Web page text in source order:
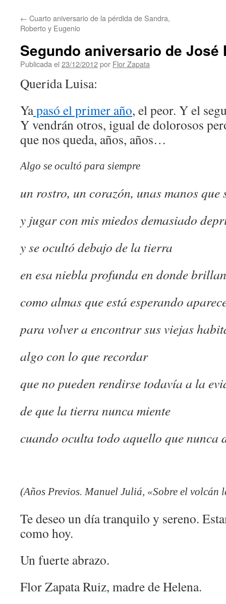
← Cuarto aniversario de la pérdida de Sandra,
Roberto y Eugenio
Segundo aniversario de José
Publicada el 23/12/2012por Flor Zapata
Querida Luisa:
Yapasó el primer año, el peor. Y el
Y vendrán otros, igual de dolorosos
que nos queda, años, años…
Algo se ocultó para siempre
un rostro, un corazón, unas manos que
y jugar con mis miedos demasiado
y se ocultó debajo de la tierra
en esa niebla profunda en donde
como almas que está esperando
para volver a encontrar sus viejas
algo con lo que recordar
que no pueden rendirse todavía a la
de que la tierra nunca miente
cuando oculta todo aquello que nunca
(Años Previos. Manuel Juliá, «Sobre el volcán
Te deseo un día tranquilo y sereno.
como hoy.
Un fuerte abrazo.
Flor Zapata Ruiz, madre de Helena.